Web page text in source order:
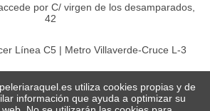
por C/ virgen de los desamparados,
42
Línea C5 | Metro Villaverde-Cruce L-3
utiliza cookies propias y de
información que ayuda a optimizar su